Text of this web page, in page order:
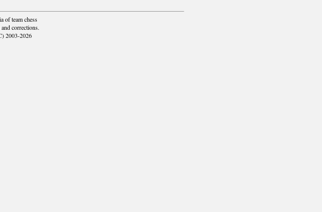
of team chess
corrections.
2003-2026